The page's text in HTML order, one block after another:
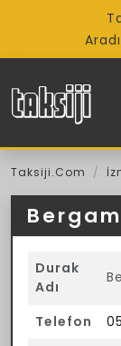
Taksiji.Com
Durak
Adı
Telefon